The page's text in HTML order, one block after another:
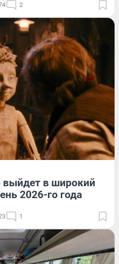
2
выйдет в широкий
2026-го года
1